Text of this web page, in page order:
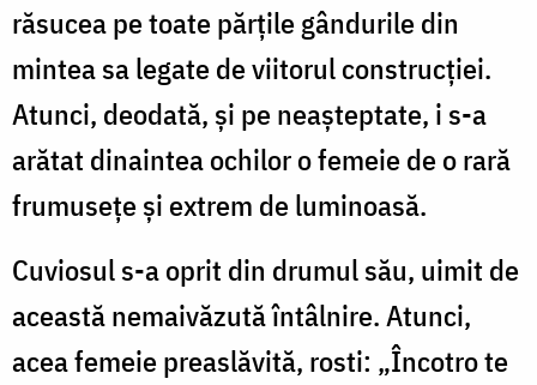
răsucea pe toate părţile gândurile din
mintea sa legate de viitorul construcţiei.
Atunci, deodată, şi pe neaşteptate, i s-a
arătat dinaintea ochilor o femeie de o rară
frumuseţe şi extrem de luminoasă.
Cuviosul s-a oprit din drumul său, uimit de
această nemaivăzută întâlnire. Atunci,
acea femeie preaslăvită, rosti: „Încotro te